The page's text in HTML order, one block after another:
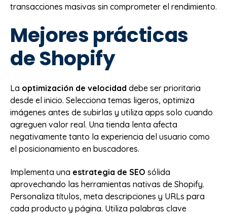
transacciones masivas sin comprometer el rendimiento.
Mejores prácticas
de Shopify
La optimización de velocidad debe ser prioritaria
desde el inicio. Selecciona temas ligeros, optimiza
imágenes antes de subirlas y utiliza apps solo cuando
agreguen valor real. Una tienda lenta afecta
negativamente tanto la experiencia del usuario como
el posicionamiento en buscadores.
Implementa una estrategia de SEO sólida
aprovechando las herramientas nativas de Shopify.
Personaliza títulos, meta descripciones y URLs para
cada producto y página. Utiliza palabras clave